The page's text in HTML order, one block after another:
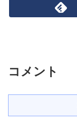
コメント